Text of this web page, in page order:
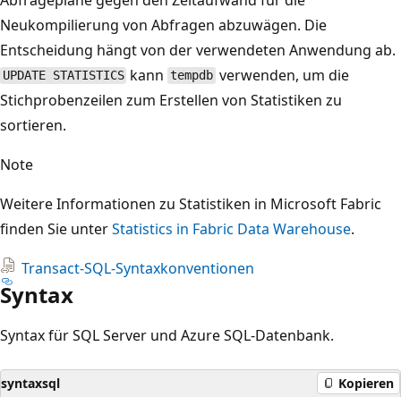
Neukompilierung von Abfragen abzuwägen. Die
Entscheidung hängt von der verwendeten Anwendung ab.
UPDATE STATISTICS kann tempdb verwenden, um die
Stichprobenzeilen zum Erstellen von Statistiken zu
sortieren.
Note
Weitere Informationen zu Statistiken in Microsoft Fabric
finden Sie unterStatistics in Fabric Data Warehouse.
Transact-SQL-Syntaxkonventionen
Syntax
Syntax für SQL Server und Azure SQL-Datenbank.
syntaxsql Kopieren